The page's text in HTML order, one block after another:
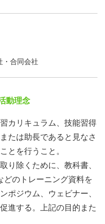
・合同会社
動理念
カリキュラム、技能習得
たは助長であると見なさ
とを行うこと。
り除くために、教科書、
どのトレーニング資料を
ポジウム、ウェビナー、
進する。上記の目的また